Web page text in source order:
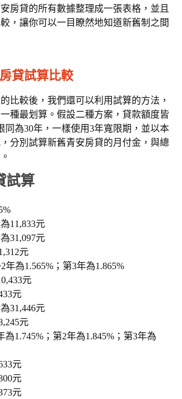
房貸的所有數據整理成一張表格，並且
，讓你可以一目瞭然地知道新舊制之間
貸試算比較
比較後，我們還可以利用試算的方法，
種最划算。假設二種方案，貸款額度皆
同為30年，一樣使用3年寬限期，並以本
分別試算新舊青安房貸的月付金，與總
試算
11,833元
31,097元
元
年為1.565%；第3年為1.865%
元
元
31,446元
元
1.745%；第2年為1.845%；第3年為
元
元
元